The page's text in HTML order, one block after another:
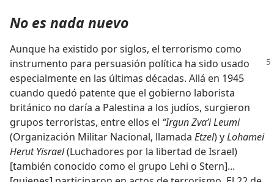
No es nada nuevo
Aunque ha existido por siglos, el terrorismo como
instrumento para persuasión política ha sido usado
especialmente en las últimas décadas. Allá en 1945
cuando quedó patente que el gobierno laborista
británico no daría a Palestina a los judíos, surgieron
grupos terroristas, entre ellos el “Irgun Zva’i Leumi
(Organización Militar Nacional, llamada Etzel) yLohamei
Herut Yisrael(Luchadores por la libertad de Israel)
[también conocido como el grupo Lehi o Stern]...